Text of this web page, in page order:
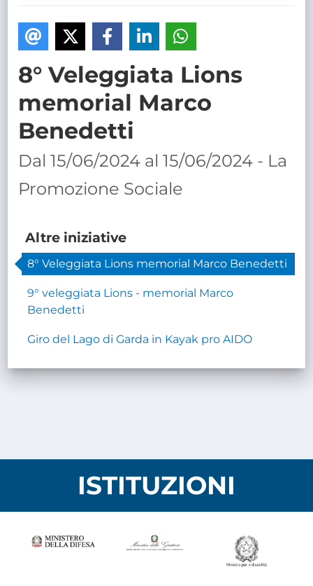
8° Veleggiata Lions
memorial Marco
Benedetti
Dal 15/06/2024 al 15/06/2024 - La
Promozione Sociale
Altre iniziative
8° Veleggiata Lions memorial Marco Benedetti
9° veleggiata Lions - memorial Marco
Benedetti
Giro del Lago di Garda in Kayak pro AIDO
ISTITUZIONI